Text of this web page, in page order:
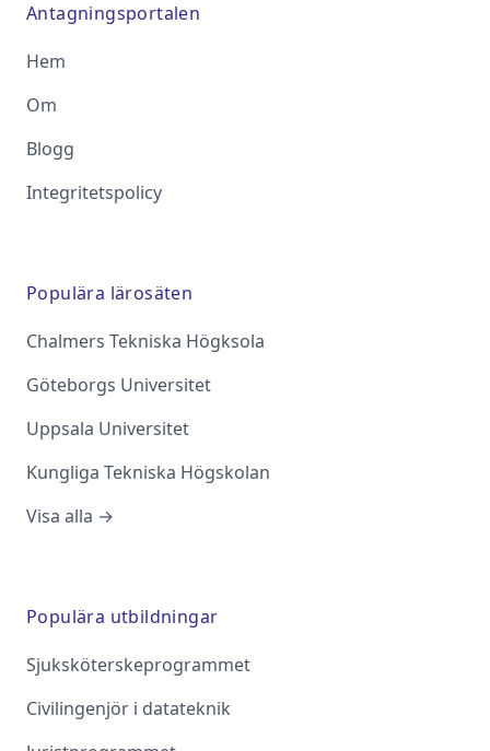
Antagningsportalen
Hem
Om
Blogg
Integritetspolicy
Populära lärosäten
Chalmers Tekniska Högksola
Göteborgs Universitet
Uppsala Universitet
Kungliga Tekniska Högskolan
Visa alla →
Populära utbildningar
Sjuksköterskeprogrammet
Civilingenjör i datateknik